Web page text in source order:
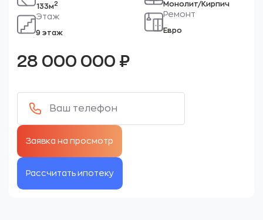
133м2
Этаж
9 этаж
Монолит/Кирпич
Ремонт
Евро
28 000 000 ₽
Рассчитать ипотеку